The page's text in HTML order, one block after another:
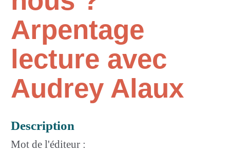
Arpentage
lecture avec
Audrey Alaux
Description
Mot de l'éditeur :